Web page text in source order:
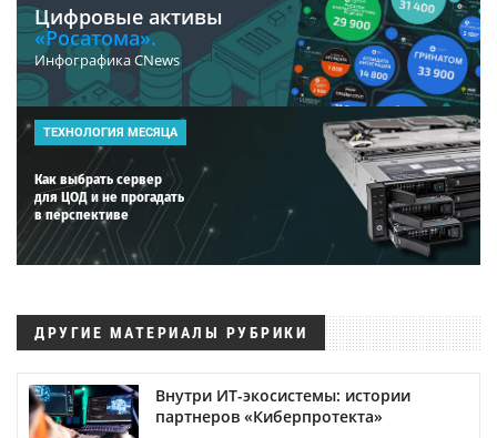
Цифровые активы
«Росатома».
Инфографика CNews
ТЕХНОЛОГИЯ МЕСЯЦА
Как выбрать сервер
для ЦОД и не прогадать
в перспективе
ДРУГИЕ МАТЕРИАЛЫ РУБРИКИ
Внутри ИТ-экосистемы: истории
партнеров «Киберпротекта»